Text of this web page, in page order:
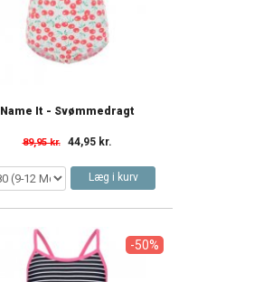
Name It - Svømmedragt
89,95 kr. 44,95 kr.
Læg i kurv
-50%